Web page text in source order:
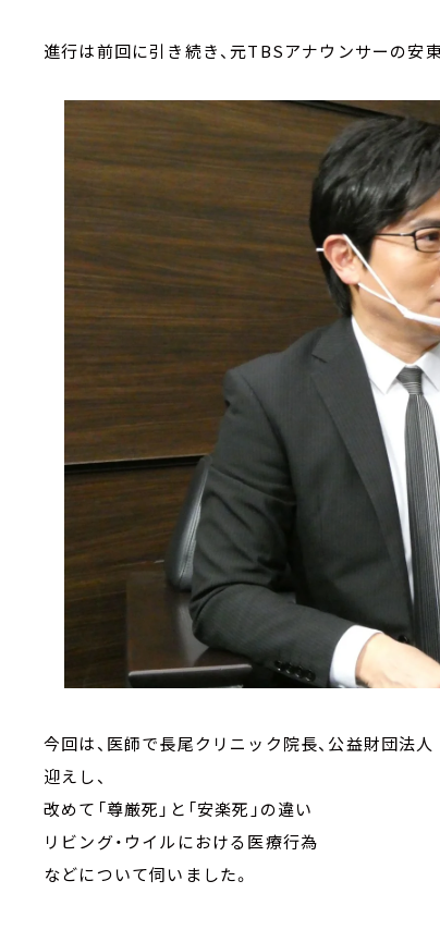
進行は前回に引き続き、元TBSアナウンサーの安
今回は、医師で長尾クリニック院長、公益財団法
迎えし、
改めて「尊厳死」と「安楽死」の違い
リビング・ウイルにおける医療行為
などについて伺いました。